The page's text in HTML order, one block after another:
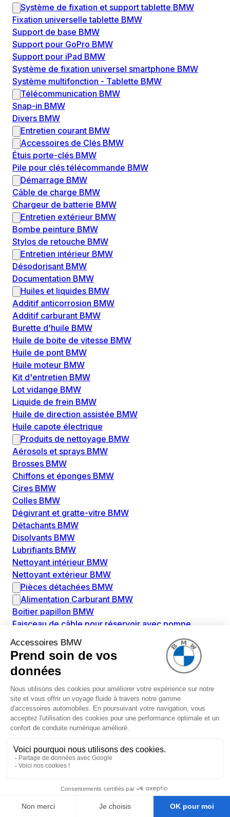
Système de fixation et support tablette BMW
Fixation universelle tablette BMW
Support de base BMW
Support pour GoPro BMW
Support pour iPad BMW
Système de fixation universel smartphone BMW
Système multifonction - Tablette BMW
Télécommunication BMW
Snap-in BMW
Divers BMW
Entretien courant BMW
Accessoires de Clés BMW
Étuis porte-clés BMW
Pile pour clés télécommande BMW
Démarrage BMW
Câble de charge BMW
Chargeur de batterie BMW
Entretien extérieur BMW
Bombe peinture BMW
Stylos de retouche BMW
Entretien intérieur BMW
Désodorisant BMW
Documentation BMW
Huiles et liquides BMW
Additif anticorrosion BMW
Additif carburant BMW
Burette d'huile BMW
Huile de boite de vitesse BMW
Huile de pont BMW
Huile moteur BMW
Kit d'entretien BMW
Lot vidange BMW
Liquide de frein BMW
Huile de direction assistée BMW
Huile capote électrique
Produits de nettoyage BMW
Aérosols et sprays BMW
Brosses BMW
Chiffons et éponges BMW
Cires BMW
Colles BMW
Dégivrant et gratte-vitre BMW
Détachants BMW
Disolvants BMW
Lubrifiants BMW
Nettoyant intérieur BMW
Nettoyant extérieur BMW
Pièces détachées BMW
Alimentation Carburant BMW
Boitier papillon BMW
Faisceau de câble pour réservoir avec pompe
Injecteur BMW
Pompe à carburant BMW
Pompe diesel BMW
Allumage / Préchauffage BMW
Bobines d'allumage BMW
Boitier de préchauffage BMW
Bougie de préchauffage BMW
Amortissement BMW
Amortisseurs BMW
Amortisseur de vibrations BMW
Kit de réparation amortisseur BMW
Boîte de vitesse BMW